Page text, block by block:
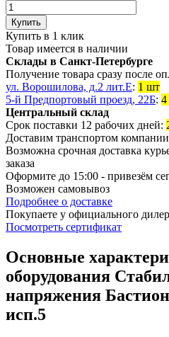
Купить
Купить в 1 клик
Товар имеется в наличии
Склады в Санкт-Петербурге
Получение товара сразу после
ул. Ворошилова, д.2 лит.Е: 1 шт
5-й Предпортовый проезд, 22Б:
Центральный склад
Срок поставки 12 рабочих дней:
Доставим транспортом компании
Возможна срочная доставка
заказа
Оформите до 15:00 - привезём
Возможен самовывоз
Подробнее о доставке
Покупаете у официального
Посмотреть сертификат
Основные
оборудования
напряжения
исп.5